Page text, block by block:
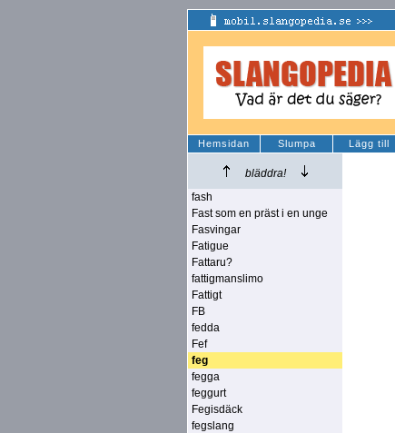
Hemsidan Slumpa Lägg till
bläddra!
fash
Fast som en präst i en unge
Fasvingar
Fatigue
Fattaru?
fattigmanslimo
Fattigt
FB
fedda
Fef
feg
fegga
feggurt
Fegisdäck
fegslang